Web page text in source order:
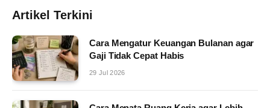
Artikel Terkini
Cara Mengatur Keuangan Bulanan agar
Gaji Tidak Cepat Habis
29 Jul 2026